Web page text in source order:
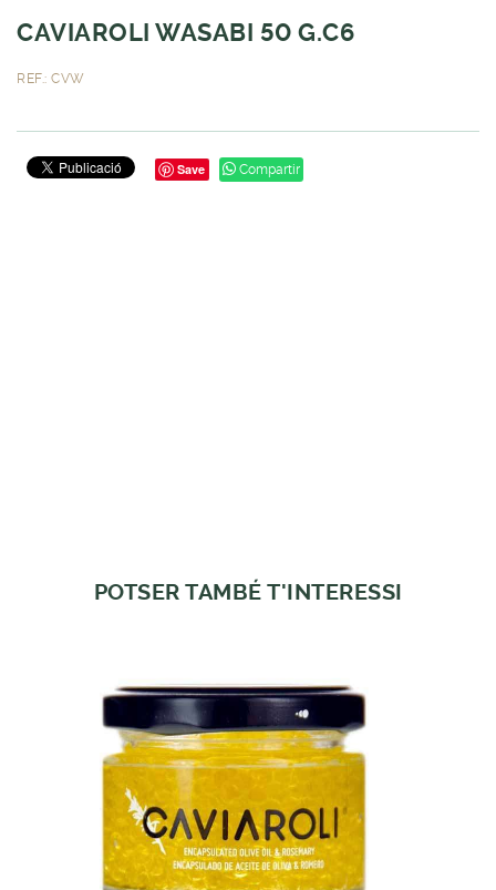
CAVIAROLI WASABI 50 G.C6
REF.: CVW
Save Compartir
POTSER TAMBÉ T'INTERESSI